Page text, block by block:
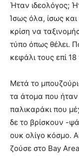
Ήταν ιδεολόγος;
Ίσως όλα, ίσως
κρίση να
τύπο όπως θέλει.
κεφάλι τους επί
Μετά το
τα άτομα που ήταν
παλικαράκι που
δε το βρίσκουν -
ουκ ολίγο κόσμο.
ζούσε στο Bay